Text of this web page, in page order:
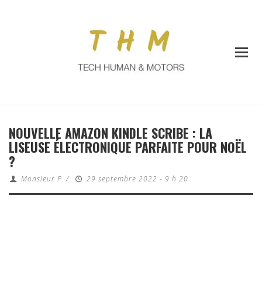
NOUVELLE AMAZON KINDLE SCRIBE : LA
LISEUSE ÉLECTRONIQUE PARFAITE POUR NOËL
?
Monsieur P / 29 septembre 2022 - 9 h 20